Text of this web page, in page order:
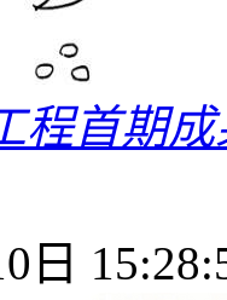
程首期
日